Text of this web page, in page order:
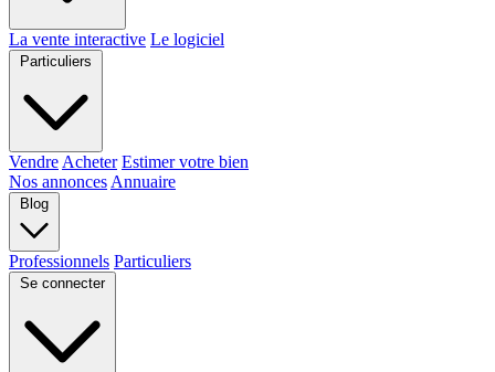
La vente interactive Le logiciel
Particuliers
Vendre Acheter Estimer votre bien
Nos annonces Annuaire
Blog
Professionnels Particuliers
Se connecter